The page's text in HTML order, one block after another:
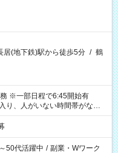
居(地下鉄)駅から徒歩5分 / 鶴
※一部日程で6:45開始有
り、人がいない時間帯がない
ージです
50代活躍中 / 副業・Wワーク